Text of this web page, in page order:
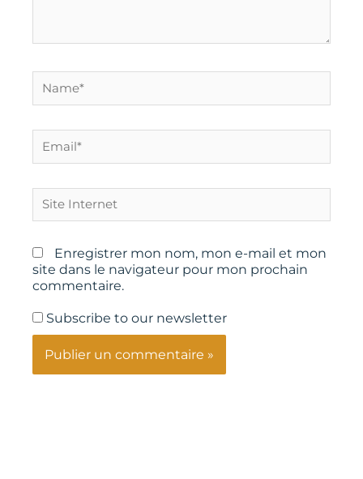
Internet
Enregistrer mon nom, mon e-mail et mon
site dans le navigateur pour mon prochain
commentaire.
Subscribe to our newsletter